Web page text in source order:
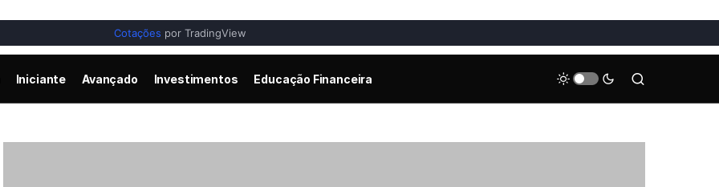
Cotações por TradingView
Iniciante Avançado Investimentos Educação Financeira